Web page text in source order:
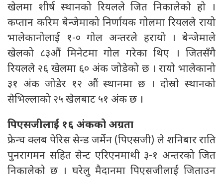
खेलमा शीर्ष स्थानको रियलले जित निकालेकाे हाे ।
कप्तान करिम बेन्जेमाको निर्णायक गोलमा रियलले रायो
भालेकानोलाई १-० गोल अन्तरले हरायो । बेन्जेमाले
खेलको ८३औं मिनेटमा गोल गरेका थिए । जितसँगै
रियलले २६ खेलमा ६० अंक जोडेको छ । रायो भालेकानो
३१ अंक जोडेर १२ औं स्थानमा छ । दोस्रो स्थानको
सेभिल्लाको २५ खेलबाट ५१ अंक छ ।
पिएसजीलाई १६ अंकको अग्रता
फ्रेन्च क्लब पेरिस सेन्ड जर्मेन (पिएसजी) ले शनिबार राति
पुनरागमन सहित सेन्ट एरिएनमाथी ३-१ अन्तरको जित
निकालेको छ । घरेलु मैदानमा पिएसजीलाई जिताउन